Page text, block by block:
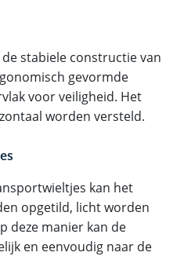
stabiele constructie van
gevormde
voor veiligheid. Het
worden versteld.
kan het
opgetild, licht worden
deze manier kan de
en eenvoudig naar de